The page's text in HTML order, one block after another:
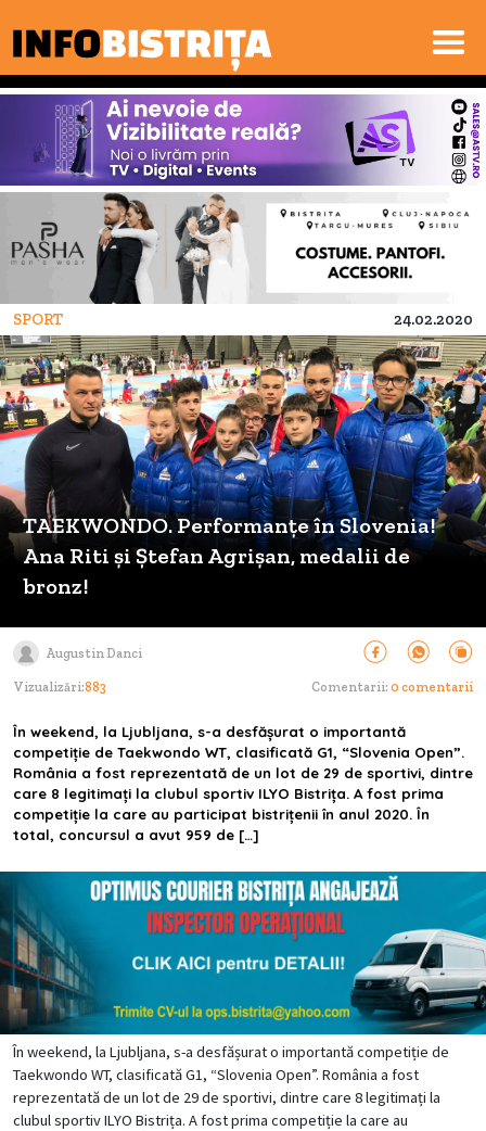
SPORT 24.02.2020
TAEKWONDO. Performanțe în Slovenia!
Ana Riti și Ștefan Agrișan, medalii de
bronz!
Augustin Danci
Vizualizări:883 Comentarii: 0 comentarii
În weekend, la Ljubljana, s-a desfășurat o importantă
competiție de Taekwondo WT, clasificată G1, “Slovenia Open”.
România a fost reprezentată de un lot de 29 de sportivi, dintre
care 8 legitimați la clubul sportiv ILYO Bistrița. A fost prima
competiție la care au participat bistrițenii în anul 2020. În
total, concursul a avut 959 de […]
În weekend, la Ljubljana, s-a desfășurat o importantă competiție de
Taekwondo WT, clasificată G1, “Slovenia Open”. România a fost
reprezentată de un lot de 29 de sportivi, dintre care 8 legitimați la
clubul sportiv ILYO Bistrița. A fost prima competiție la care au